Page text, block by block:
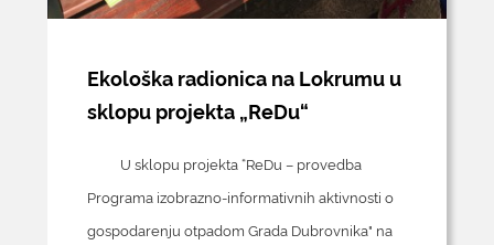
Ekološka radionica na Lokrumu u
sklopu projekta „ReDu“
U sklopu projekta “ReDu – provedba
Programa izobrazno-informativnih aktivnosti o
gospodarenju otpadom Grada Dubrovnika" na